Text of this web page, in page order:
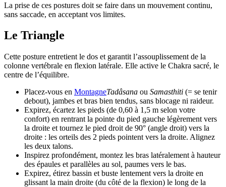
La prise de ces postures doit se faire dans un mouvement continu,
sans saccade, en acceptant vos limites.
Le Triangle
Cette posture entretient le dos et garantit l’assouplissement de la
colonne vertébrale en flexion latérale. Elle active le Chakra sacré, le
centre de l’équilibre.
Placez-vous en MontagneTadâsana ou Samasthiti (= se tenir
debout), jambes et bras bien tendus, sans blocage ni raideur.
Expirez, écartez les pieds (de 0,60 à 1,5 m selon votre
confort) en rentrant la pointe du pied gauche légèrement vers
la droite et tournez le pied droit de 90° (angle droit) vers la
droite : les orteils des 2 pieds pointent vers la droite. Alignez
les deux talons.
Inspirez profondément, montez les bras latéralement à hauteur
des épaules et parallèles au sol, paumes vers le bas.
Expirez, étirez bassin et buste lentement vers la droite en
glissant la main droite (du côté de la flexion) le long de la